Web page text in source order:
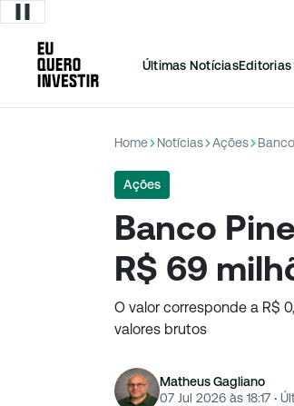
Últimas NotíciasEditorias
Home Notícias Ações
Ações
Banco
R$ 69
O valor corresponde a R$
valores brutos
Matheus Gagliano
07 Jul 2026 às 18:17 ·